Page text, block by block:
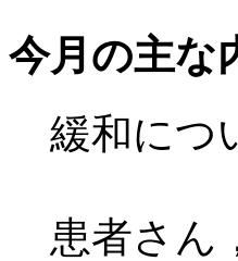
今月の主な
緩和につ
患者さん